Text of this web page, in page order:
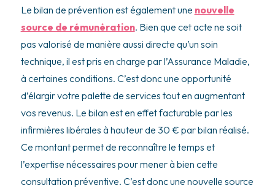
Le bilan de prévention est également une nouvelle
source de rémunération. Bien que cet acte ne soit
pas valorisé de manière aussi directe qu’un soin
technique, il est pris en charge par l’Assurance Maladie,
à certaines conditions. C’est donc une opportunité
d’élargir votre palette de services tout en augmentant
vos revenus. Le bilan est en effet facturable par les
infirmières libérales à hauteur de 30 € par bilan réalisé.
Ce montant permet de reconnaître le temps et
l’expertise nécessaires pour mener à bien cette
consultation préventive. C’est donc une nouvelle source